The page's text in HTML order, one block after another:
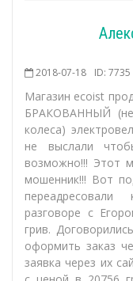
2018-07-18 ID: 7735
Магазин ecoist
БРАКОВАННЫЙ (не
колеса)
не выслали
возможно!!! Этот
мошенник!!! Вот
разговоре с
грив.
оформить заказ
заявка через их